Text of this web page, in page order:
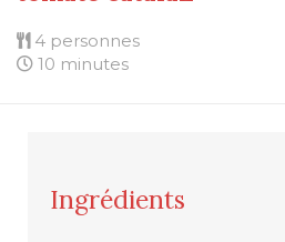
4 personnes
10 minutes
Ingrédients